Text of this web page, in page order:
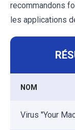
recommandons
les applications
NOM
Virus "Your